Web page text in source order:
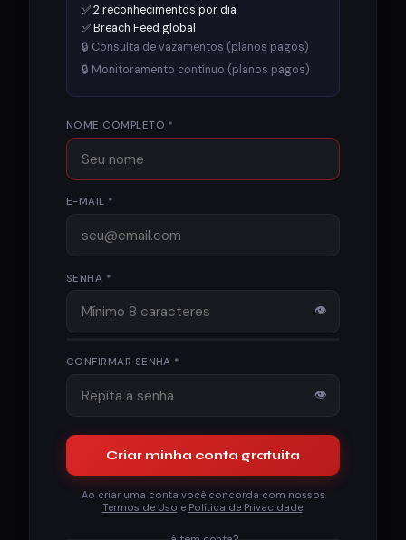
✅ 2 reconhecimentos por dia
✅ Breach Feed global
🔒 Consulta de vazamentos (planos pagos)
🔒 Monitoramento contínuo (planos pagos)
NOME COMPLETO *
E-MAIL *
SENHA *
👁
CONFIRMAR SENHA *
👁
Criar minha conta gratuita
Ao criar uma conta você concorda com nossos
Termos de Uso e Política de Privacidade.